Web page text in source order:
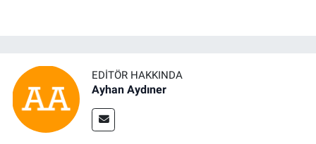
EDITÖR HAKKINDA
Ayhan Aydıner